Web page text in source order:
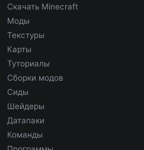
Скачать Minecraft
Моды
Текстуры
Карты
Туториалы
Сборки модов
Сиды
Шейдеры
Датапаки
Команды